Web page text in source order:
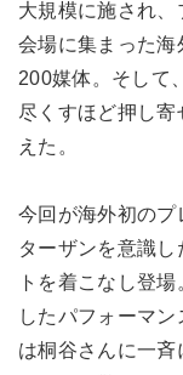
大規模に施され
会場に集まった
200媒体。そして
尽くすほど押し寄
えた。
今回が海外初のプ
ターザンを意識
トを着こなし登
したパフォーマ
は桐谷さんに一